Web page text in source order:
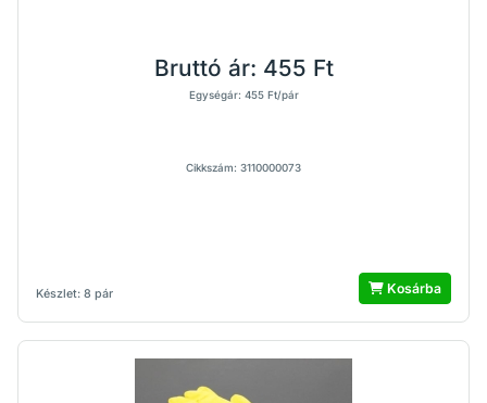
Készlet: 8 pár
Bruttó ár: 455 Ft
Egységár: 455 Ft/pár
Cikkszám: 3110000073
Kosárba